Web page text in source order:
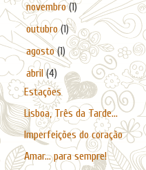
►novembro(1)
►outubro(1)
►agosto(1)
▼abril(4)
Estações
Lisboa, Três da Tarde...
Imperfeições do coração
Amar… para sempre!